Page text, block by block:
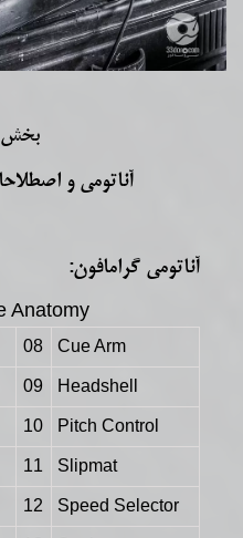
بخش
آناتومی و
آناتومی گرامافون:
Anatomy
Cue Arm
08
Headshell
09
Pitch Control
10
Slipmat
11
Speed Selector
12